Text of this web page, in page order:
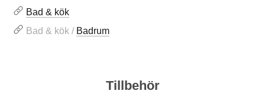
Bad & kök
Bad & kök / Badrum
Tillbehör